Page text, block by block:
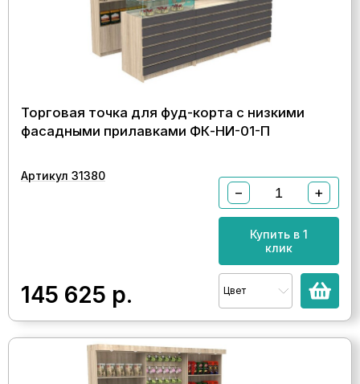
Торговая точка для фуд-корта с низкими
фасадными прилавками ФК-НИ-01-П
Артикул 31380
145 625 р.
− +
Купить в 1
клик
Цвет